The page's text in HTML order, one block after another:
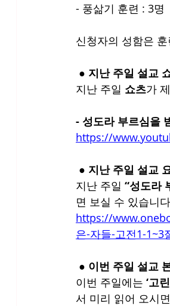
- 풍삶기 훈련 : 3명
신청자의 성함은
● 지난 주일 설교
지난 주일 쇼츠가
- 성도라 부르심을
https://
● 지난 주일 설교
지난 주일 “성도라
면 보실 수 있습니
https://
은-자들-고전1-1~3
● 이번 주일 설교
이번 주일에는 ‘고
서 미리 읽어 오시